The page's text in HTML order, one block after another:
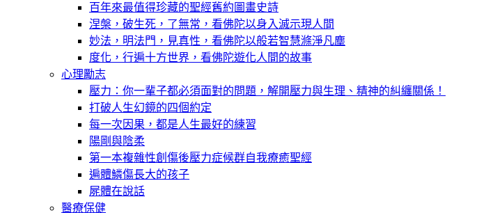
百年來最值得珍藏的聖經舊約圖畫史詩
涅槃，破生死，了無常，看佛陀以身入滅示現人間
妙法，明法門，見真性，看佛陀以般若智慧滌淨凡塵
度化，行遍十方世界，看佛陀遊化人間的故事
心理勵志
壓力：你一輩子都必須面對的問題，解開壓力與生理、精神的糾纏關係！
打破人生幻鏡的四個約定
每一次因果，都是人生最好的練習
陽剛與陰柔
第一本複雜性創傷後壓力症候群自我療癒聖經
遍體鱗傷長大的孩子
屍體在說話
醫療保健